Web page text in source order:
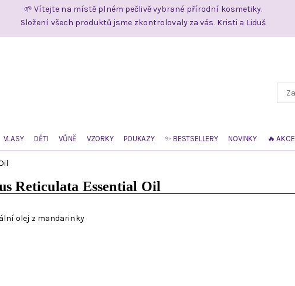
🌱 Vítejte na místě plném pečlivě vybrané přírodní kosmetiky.
Složení všech produktů jsme zkontrolovaly za vás. Kristi a Liduš
VLASY DĚTI VŮNĚ VZORKY POUKAZY ✨ BESTSELLERY NOVINKY 🔥 AKCE
Reticulata Essential Oil
olej z mandarinky